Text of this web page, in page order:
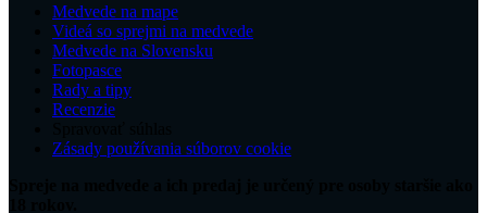
Medvede na mape
Videá so sprejmi na medvede
Medvede na Slovensku
Fotopasce
Rady a tipy
Recenzie
Zásady používania súborov cookie